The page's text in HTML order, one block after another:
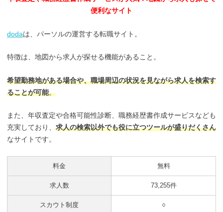
便利なサイト
dodaは、パーソルの運営する転職サイト。
特徴は、地図から求人が探せる機能があること。
希望勤務地がある場合や、職場周辺の状況を見ながら求人を検索す
ることが可能。
また、年収査定や合格可能性診断、職務経歴書作成サービスなども
充実しており、 求人の検索以外でも役に立つツールが盛りだくさん
なサイトです。
料金 無料
求人数 73,255件
スカウト制度 ○